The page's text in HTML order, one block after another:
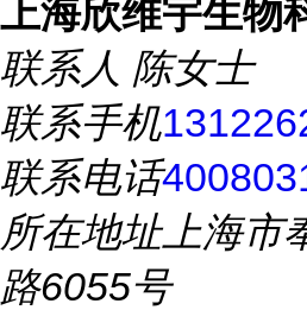
上海欣维宇生物
联系人 陈女士
联系手机
联系电话
所在地址上海市
路6055号